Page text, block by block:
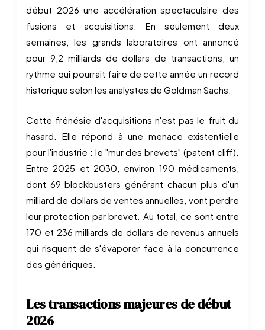
début 2026 une accélération spectaculaire des
fusions et acquisitions. En seulement deux
semaines, les grands laboratoires ont annoncé
pour 9,2 milliards de dollars de transactions, un
rythme qui pourrait faire de cette année un record
historique selon les analystes de Goldman Sachs.
Cette frénésie d'acquisitions n'est pas le fruit du
hasard. Elle répond à une menace existentielle
pour l'industrie : le "mur des brevets" (patent cliff).
Entre 2025 et 2030, environ 190 médicaments,
dont 69 blockbusters générant chacun plus d'un
milliard de dollars de ventes annuelles, vont perdre
leur protection par brevet. Au total, ce sont entre
170 et 236 milliards de dollars de revenus annuels
qui risquent de s'évaporer face à la concurrence
des génériques.
Les transactions majeures de début
2026